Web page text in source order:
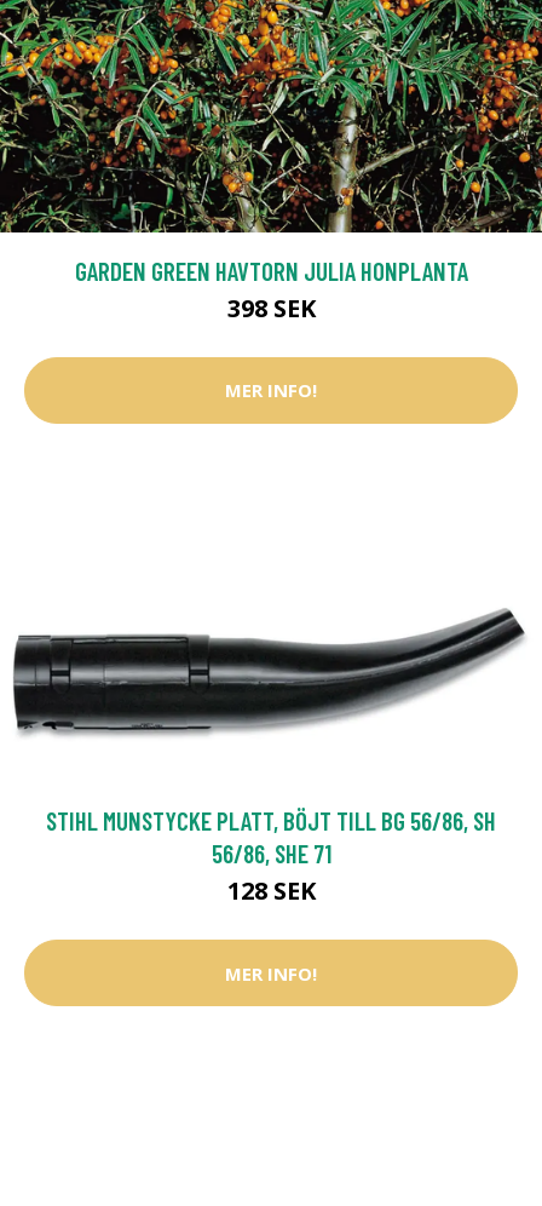
GARDEN GREEN HAVTORN JULIA HONPLANTA
398 SEK
MER INFO!
STIHL MUNSTYCKE PLATT, BÖJT TILL BG 56/86, SH
56/86, SHE 71
128 SEK
MER INFO!